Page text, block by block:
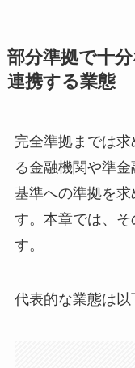
部分準拠で十
連携する業態
完全準拠までは
る金融機関や準
基準への準拠を
す。本章では、
す。
代表的な業態は以